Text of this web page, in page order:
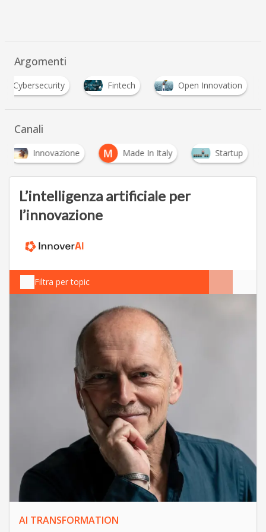
Argomenti
Cybersecurity Fintech Open Innovation
Canali
Innovazione M Made In Italy Startup
L’intelligenza artificiale per
l’innovazione
Filtra per topic
AI TRANSFORMATION